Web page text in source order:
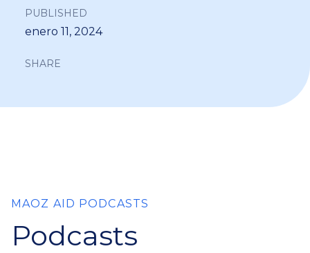
PUBLISHED
enero 11, 2024
SHARE
MAOZ AID PODCASTS
Podcasts